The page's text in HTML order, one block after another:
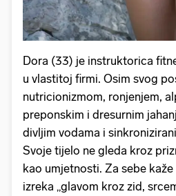
Dora (33) je instruktorica
u vlastitoj firmi. Osim svog
nutricionizmom, ronjenjem,
preponskim i dresurnim
divljim vodama i
Svoje tijelo ne gleda kroz
kao umjetnosti. Za sebe
izreka „glavom kroz zid,